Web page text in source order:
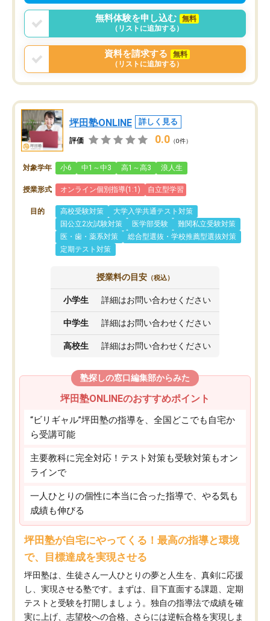
無料体験を申し込む
無料
（リストに追加する）
資料を請求する
無料
（リストに追加する）
坪田塾ONLINE 詳しく見る
評価 0.0 （0件）
対象学年 小6 中1～中3 高1～高3 浪人生
授業形式 オンライン個別指導(1:1) 自立型学習
目的 高校受験対策
大学入学共通テスト対策
国公立2次試験対策
医学部受験
難関私立受験対策
医・歯・薬系対策
総合型選抜・学校推薦型選抜対策
定期テスト対策
授業料の目安 （税込）
小学生 詳細はお問い合わせください
中学生 詳細はお問い合わせください
高校生 詳細はお問い合わせください
塾探しの窓口編集部からみた
坪田塾ONLINEのおすすめポイント
“ビリギャル”坪田塾の指導を、全国どこでも自宅か
ら受講可能
主要教科に完全対応！テスト対策も受験対策もオン
ラインで
一人ひとりの個性に本当に合った指導で、やる気も
成績も伸びる
坪田塾が自宅にやってくる！最高の指導と環境
で、目標達成を実現させる
坪田塾は、生徒さん一人ひとりの夢と人生を、真剣に応援
し、実現させる塾です。まずは、目下直面する課題、定期
テストと受験を打開しましょう。独自の指導法で成績を確
実に上げ、志望校への合格、さらには逆転合格を実現しま